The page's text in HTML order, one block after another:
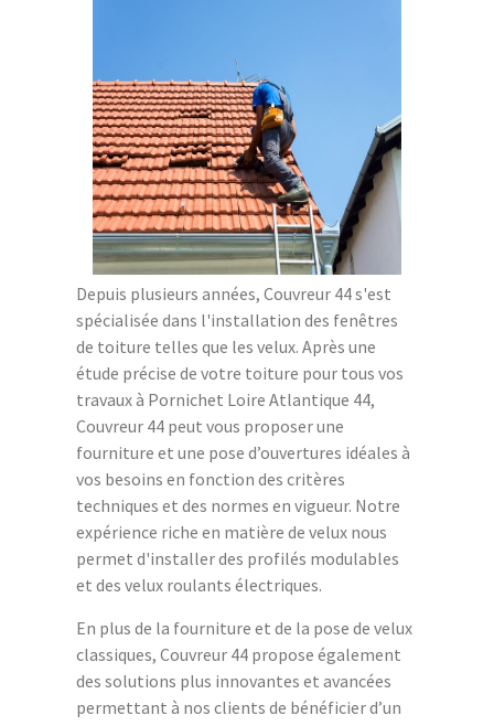
Depuis plusieurs années, Couvreur 44 s'est
spécialisée dans l'installation des fenêtres
de toiture telles que les velux. Après une
étude précise de votre toiture pour tous vos
travaux à Pornichet Loire Atlantique 44,
Couvreur 44 peut vous proposer une
fourniture et une pose d’ouvertures idéales à
vos besoins en fonction des critères
techniques et des normes en vigueur. Notre
expérience riche en matière de velux nous
permet d'installer des profilés modulables
et des velux roulants électriques.
En plus de la fourniture et de la pose de velux
classiques, Couvreur 44 propose également
des solutions plus innovantes et avancées
permettant à nos clients de bénéficier d’un